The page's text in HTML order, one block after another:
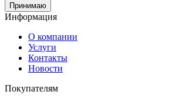
Принимаю
Информация
О компании
Услуги
Контакты
Новости
Покупателям